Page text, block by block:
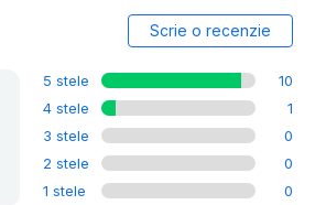
Scrie o recenzie
5 stele
10
4 stele
1
3 stele
0
2 stele
0
1 stele
0